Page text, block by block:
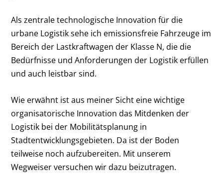
Als zentrale technologische Innovation für die
urbane Logistik sehe ich emissionsfreie Fahrzeuge im
Bereich der Lastkraftwagen der Klasse N, die die
Bedürfnisse und Anforderungen der Logistik erfüllen
und auch leistbar sind.
Wie erwähnt ist aus meiner Sicht eine wichtige
organisatorische Innovation das Mitdenken der
Logistik bei der Mobilitätsplanung in
Stadtentwicklungsgebieten. Da ist der Boden
teilweise noch aufzubereiten. Mit unserem
Wegweiser versuchen wir dazu beizutragen.